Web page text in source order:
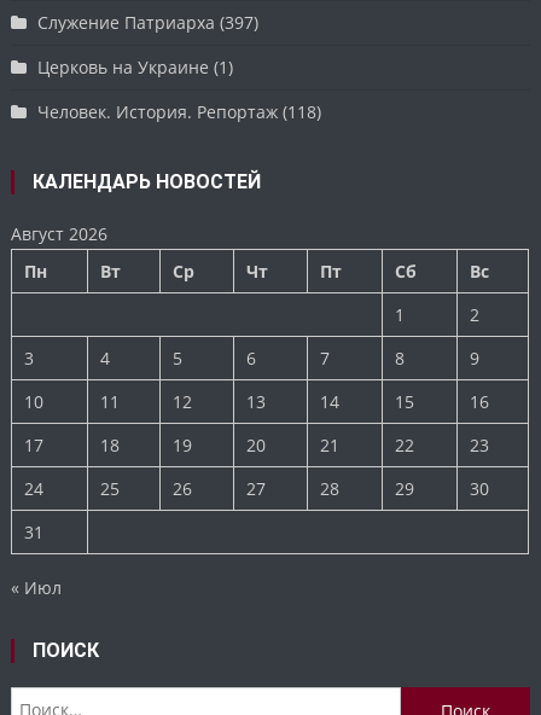
Служение Патриарха (397)
Церковь на Украине (1)
Человек. История. Репортаж (118)
КАЛЕНДАРЬ НОВОСТЕЙ
Август 2026
Пн
Вт Ср Чт Пт Сб
Вс
1
2
3
4 5 6 7 8
9
10
11 12 13 14 15
16
17
18 19 20 21 22
23
24
25 26 27 28 29
30
31
« Июл
ПОИСК
Найти: